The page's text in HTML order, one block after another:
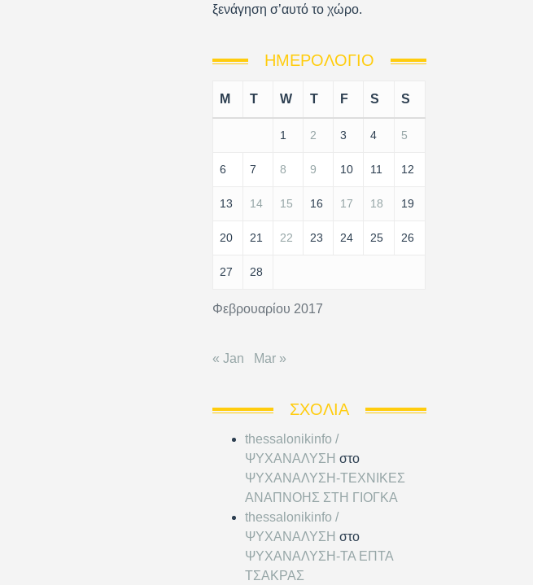
ξενάγηση σ’αυτό το χώρο.
ΗΜΕΡΟΛΌΓΙΟ
Φεβρουαρίου 2017
M T W T F S S
1 2 3 4 5
6 7 8 9 10 11 12
13 14 15 16 17 18 19
20 21 22 23 24 25 26
27 28
« Jan Mar »
ΣΧΌΛΙΑ
thessalonikinfo /
ΨΥΧΑΝΑΛΥΣΗ στο
ΨΥΧΑΝΑΛΥΣΗ-ΤΕΧΝΙΚΕΣ
ΑΝΑΠΝΟΗΣ ΣΤΗ ΓΙΟΓΚΑ
thessalonikinfo /
ΨΥΧΑΝΑΛΥΣΗ στο
ΨΥΧΑΝΑΛΥΣΗ-ΤΑ ΕΠΤΑ
ΤΣΑΚΡΑΣ